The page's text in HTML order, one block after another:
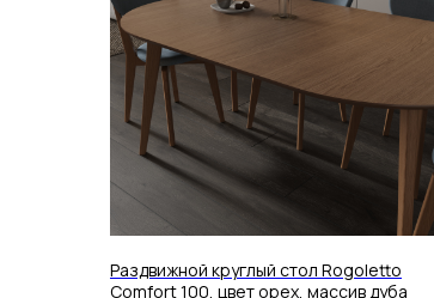
Раздвижной круглый стол Rogoletto
Comfort 100, цвет орех, массив дуба